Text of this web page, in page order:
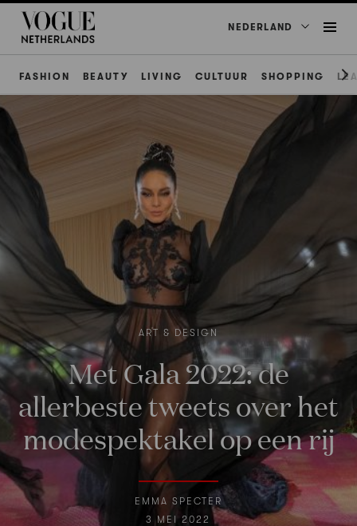
NEDERLAND
FASHION BEAUTY LIVING CULTUUR SHOPPING
ART & DESIGN
Met Gala 2022: de
allerbeste tweets over het
modespektakel op een rij
EMMA SPECTER
3 MEI 2022